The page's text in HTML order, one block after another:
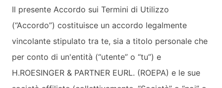
Il presente Accordo sui Termini di Utilizzo
(“Accordo”) costituisce un accordo legalmente
vincolante stipulato tra te, sia a titolo personale che
per conto di un'entità (“utente” o “tu”) e
H.ROESINGER & PARTNER EURL. (ROEPA) e le sue